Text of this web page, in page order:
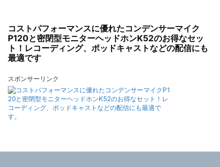
コストパフォーマンスに優れたコンデンサーマイク
P120と密閉型モニターヘッドホンK52のお得なセッ
ト！レコーディング、ポッドキャストなどの配信にも
最適です
スポンサーリンク